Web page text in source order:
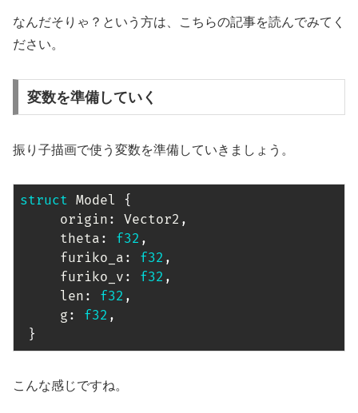
なんだそりゃ？という方は、こちらの記事を読んでみてく
ださい。
変数を準備していく
振り子描画で使う変数を準備していきましょう。
struct Model
{
     origin
: Vector2 ,
     theta
: f32 ,
     furiko_a
: f32 ,
     furiko_v
: f32 ,
     len
: f32 ,
     g
: f32 ,
}
こんな感じですね。